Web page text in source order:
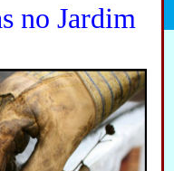
no Jardim